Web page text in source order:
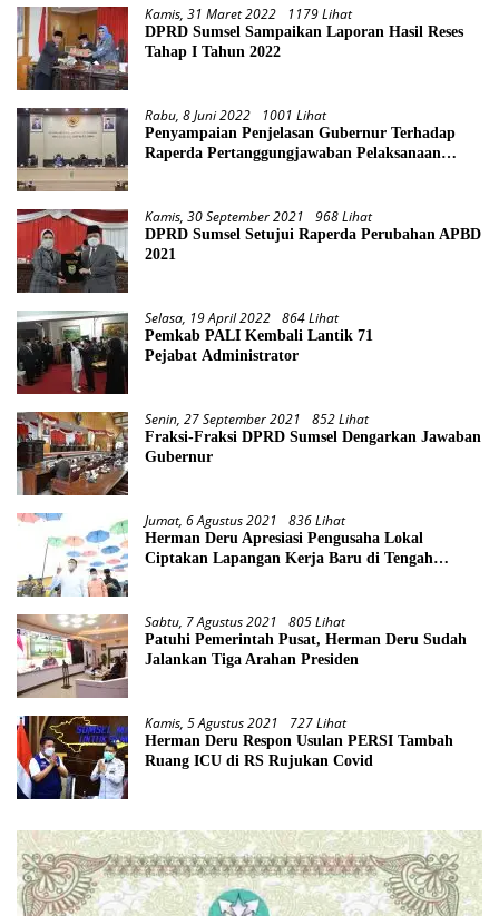
Kamis, 31 Maret 2022 1179 Lihat
DPRD Sumsel Sampaikan Laporan Hasil Reses
Tahap I Tahun 2022
Rabu, 8 Juni 2022 1001 Lihat
Penyampaian Penjelasan Gubernur Terhadap
Raperda Pertanggungjawaban Pelaksanaan
Kamis, 30 September 2021 968 Lihat
DPRD Sumsel Setujui Raperda Perubahan APBD
2021
Selasa, 19 April 2022 864 Lihat
Pemkab PALI Kembali Lantik 71
Pejabat Administrator
Senin, 27 September 2021 852 Lihat
Fraksi-Fraksi DPRD Sumsel Dengarkan Jawaban
Gubernur
Jumat, 6 Agustus 2021 836 Lihat
Herman Deru Apresiasi Pengusaha Lokal
Ciptakan Lapangan Kerja Baru di Tengah
Sabtu, 7 Agustus 2021 805 Lihat
Patuhi Pemerintah Pusat, Herman Deru Sudah
Jalankan Tiga Arahan Presiden
Kamis, 5 Agustus 2021 727 Lihat
Herman Deru Respon Usulan PERSI Tambah
Ruang ICU di RS Rujukan Covid